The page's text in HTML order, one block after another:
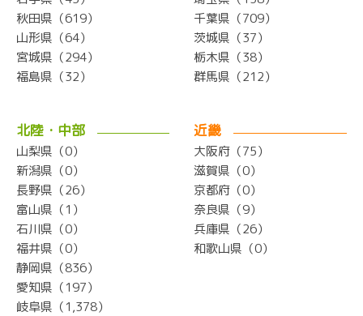
秋田県（619）
山形県（64）
宮城県（294）
福島県（32）
千葉県（709）
茨城県（37）
栃木県（38）
群馬県（212）
北陸・中部
山梨県（0）
新潟県（0）
長野県（26）
富山県（1）
石川県（0）
福井県（0）
静岡県（836）
愛知県（197）
岐阜県（1,378）
近畿
大阪府（75）
滋賀県（0）
京都府（0）
奈良県（9）
兵庫県（26）
和歌山県（0）